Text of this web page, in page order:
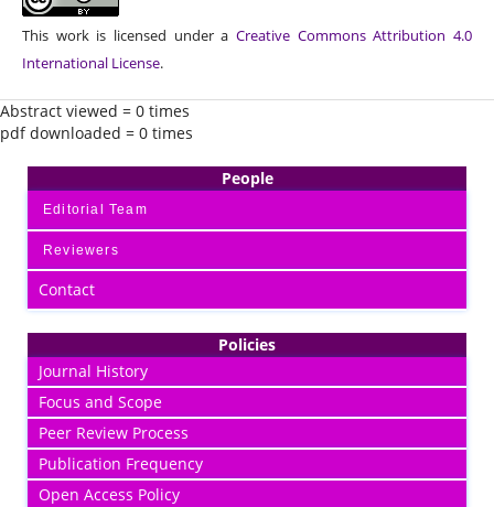
This work is licensed under a Creative Commons Attribution 4.0
International License.
Abstract viewed = 0 times
pdf downloaded = 0 times
People
Editorial Team
Reviewers
Contact
Policies
Journal History
Focus and Scope
Peer Review Process
Publication Frequency
Open Access Policy